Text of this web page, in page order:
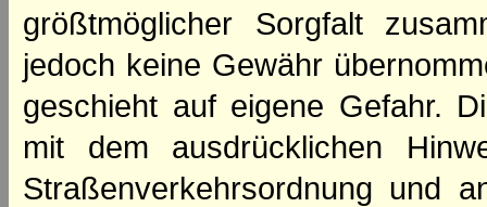
größtmöglicher Sorgfalt
jedoch keine Gewähr
geschieht auf eigene Gefahr.
mit dem ausdrücklichen
Straßenverkehrsordnung und